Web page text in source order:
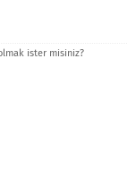
ister misiniz?